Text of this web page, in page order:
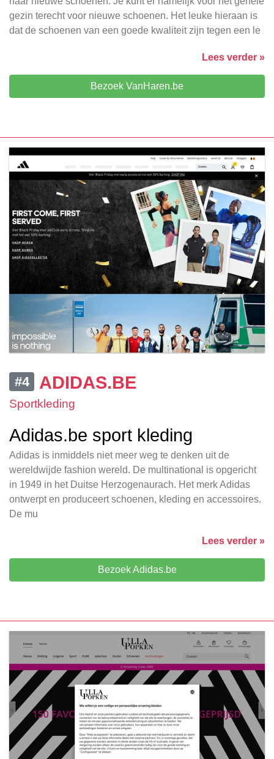
gezin terecht voor nieuwe schoenen. Het leuke hieraan is
dat de schoenen van een goede kwaliteit zijn tegen een le
Lees verder »
Bezoek VanHaren.be
#4 ADIDAS.BE
Sportkleding
Adidas.be sport kleding
Adidas is inmiddels niet meer weg te denken uit de
wereldwijde fashion wereld. De multinational is opgericht
in 1949 in het Duitse Herzogenaurach. Het merk Adidas
ontwerpt en produceert schoenen, kleding en accessoires.
De mu
Lees verder »
Bezoek Adidas.be